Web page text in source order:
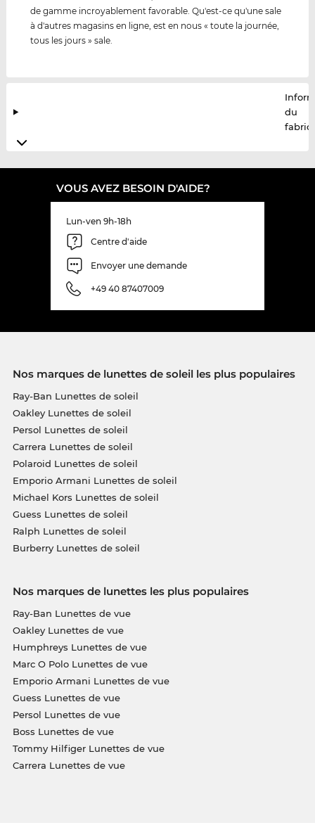
de gamme incroyablement favorable. Qu'est-ce qu'une sale
à d'autres magasins en ligne, est en nous « toute la journée,
tous les jours » sale.
du
VOUS AVEZ BESOIN D'AIDE?
Lun-ven 9h-18h
Centre d'aide
Envoyer une demande
+49 40 87407009
Nos marques de lunettes de soleil les plus populaires
Ray-Ban Lunettes de soleil
Oakley Lunettes de soleil
Persol Lunettes de soleil
Carrera Lunettes de soleil
Polaroid Lunettes de soleil
Emporio Armani Lunettes de soleil
Michael Kors Lunettes de soleil
Guess Lunettes de soleil
Ralph Lunettes de soleil
Burberry Lunettes de soleil
Nos marques de lunettes les plus populaires
Ray-Ban Lunettes de vue
Oakley Lunettes de vue
Humphreys Lunettes de vue
Marc O Polo Lunettes de vue
Emporio Armani Lunettes de vue
Guess Lunettes de vue
Persol Lunettes de vue
Boss Lunettes de vue
Tommy Hilfiger Lunettes de vue
Carrera Lunettes de vue